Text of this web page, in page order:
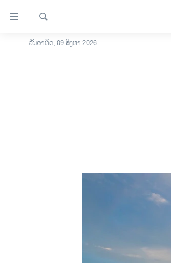
ລິ້ງ
ສຳຫລັບ
ໂຮມເພຈ
ຄົ້ນຫາ
ວັນອາທິດ, 09 ສິງຫາ 2026